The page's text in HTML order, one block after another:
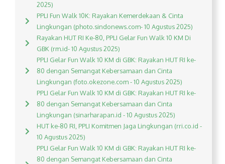
2025)
PPLI Fun Walk 10K: Rayakan Kemerdekaan & Cinta
Lingkungan (photo.sindonews.com- 10 Agustus 2025)
Rayakan HUT RI Ke-80, PPLI Gelar Fun Walk 10 KM Di
GBK (rm.id- 10 Agustus 2025)
PPLI Gelar Fun Walk 10 KM di GBK: Rayakan HUT RI ke-
80 dengan Semangat Kebersamaan dan Cinta
Lingkungan (foto.okezone.com - 10 Agustus 2025)
PPLI Gelar Fun Walk 10 KM di GBK: Rayakan HUT RI ke-
80 dengan Semangat Kebersamaan dan Cinta
Lingkungan (sinarharapan.id - 10 Agustus 2025)
HUT ke-80 RI, PPLI Komitmen Jaga Lingkungan (rri.co.id -
10 Agustus 2025)
PPLI Gelar Fun Walk 10 KM di GBK: Rayakan HUT RI ke-
80 dengan Semangat Kebersamaan dan Cinta